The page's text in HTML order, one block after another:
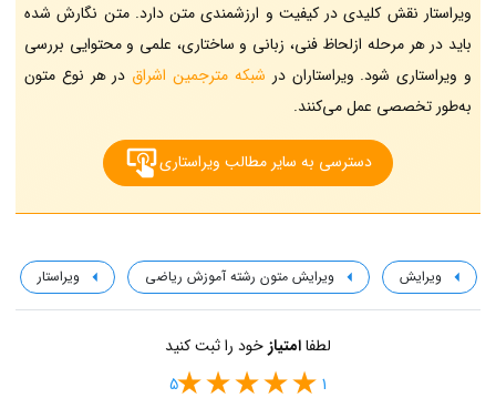
ویراستار نقش کلیدی در کیفیت و ارزشمندی متن دارد. متن نگارش شده
باید در هر مرحله ازلحاظ فنی، زبانی و ساختاری، علمی و محتوایی بررسی
و ویراستاری شود. ویراستاران در شبکه مترجمین اشراق در هر نوع متون
به‌طور تخصصی عمل می‌کنند.
دسترسی به سایر مطالب ویراستاری
ویرایش ویرایش متون رشته آموزش ریاضی ویراستار
لطفاامتیاز خود را ثبت کنید
1
5